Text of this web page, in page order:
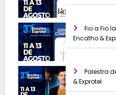
Fio a Fio
Encatho &
Palestra
& Exprotel